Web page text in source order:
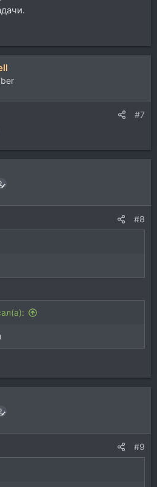
#7
#8
#9